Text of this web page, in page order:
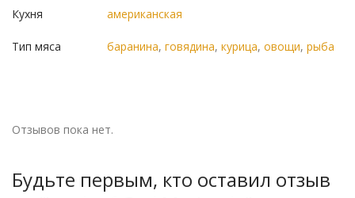
Кухня американская
Тип мяса баранина, говядина, курица, овощи, рыба
Отзывов пока нет.
Будьте первым, кто оставил отзыв